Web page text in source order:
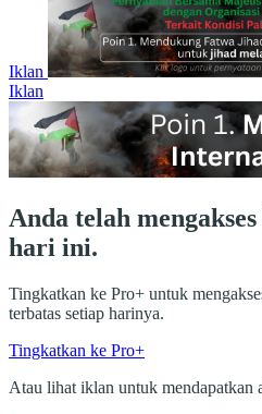
Iklan
Iklan
Anda telah
hari ini.
Tingkatkan ke Pro+ untuk
terbatas setiap harinya.
Tingkatkan ke Pro+
Atau lihat iklan untuk mendapatkan